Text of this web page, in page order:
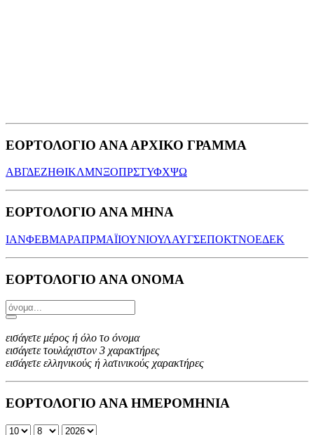
ΕΟΡΤΟΛΟΓΙΟ ΑΝΑ ΑΡΧΙΚΟ ΓΡΑΜΜΑ
ΑΒΓΔΕΖΗΘΙΚΛΜΝΞΟΠΡΣΤΥΦΧΨΩ
ΕΟΡΤΟΛΟΓΙΟ ΑΝΑ ΜΗΝΑ
ΙΑΝΦΕΒΜΑΡΑΠΡΜΑΪΙΟΥΝΙΟΥΛΑΥΓΣΕΠΟΚΤΝΟΕΔΕΚ
ΕΟΡΤΟΛΟΓΙΟ ΑΝΑ ΟΝΟΜΑ
εισάγετε μέρος ή όλο το όνομα
εισάγετε τουλάχιστον 3 χαρακτήρες
εισάγετε ελληνικούς ή λατινικούς χαρακτήρες
ΕΟΡΤΟΛΟΓΙΟ ΑΝΑ ΗΜΕΡΟΜΗΝΙΑ